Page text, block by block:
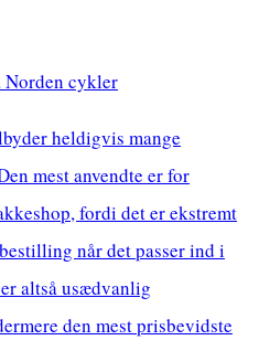
Norden cykler
heldigvis mange
mest anvendte er for
fordi det er ekstremt
når det passer ind i
altså usædvanlig
den mest prisbevidste